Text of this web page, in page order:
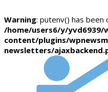
Warning: putenv() has been
/home/users6/y/yvd6939/
content/plugins/
newsletters/